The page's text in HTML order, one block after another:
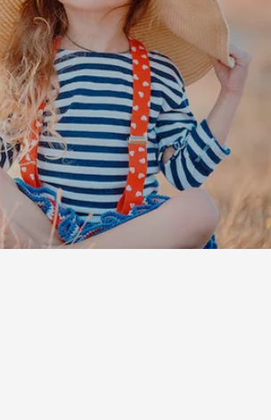
Leaflet |©Koobcamp S.r.l.